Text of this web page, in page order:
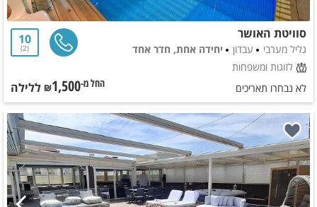
סוויטת האושר
גליל מערבי עבדון
יחידה אחת, חדר אחד
לזוגות ומשפחות
10
2
לא נבחרו תאריכים החל מ-₪1,500 ללילה